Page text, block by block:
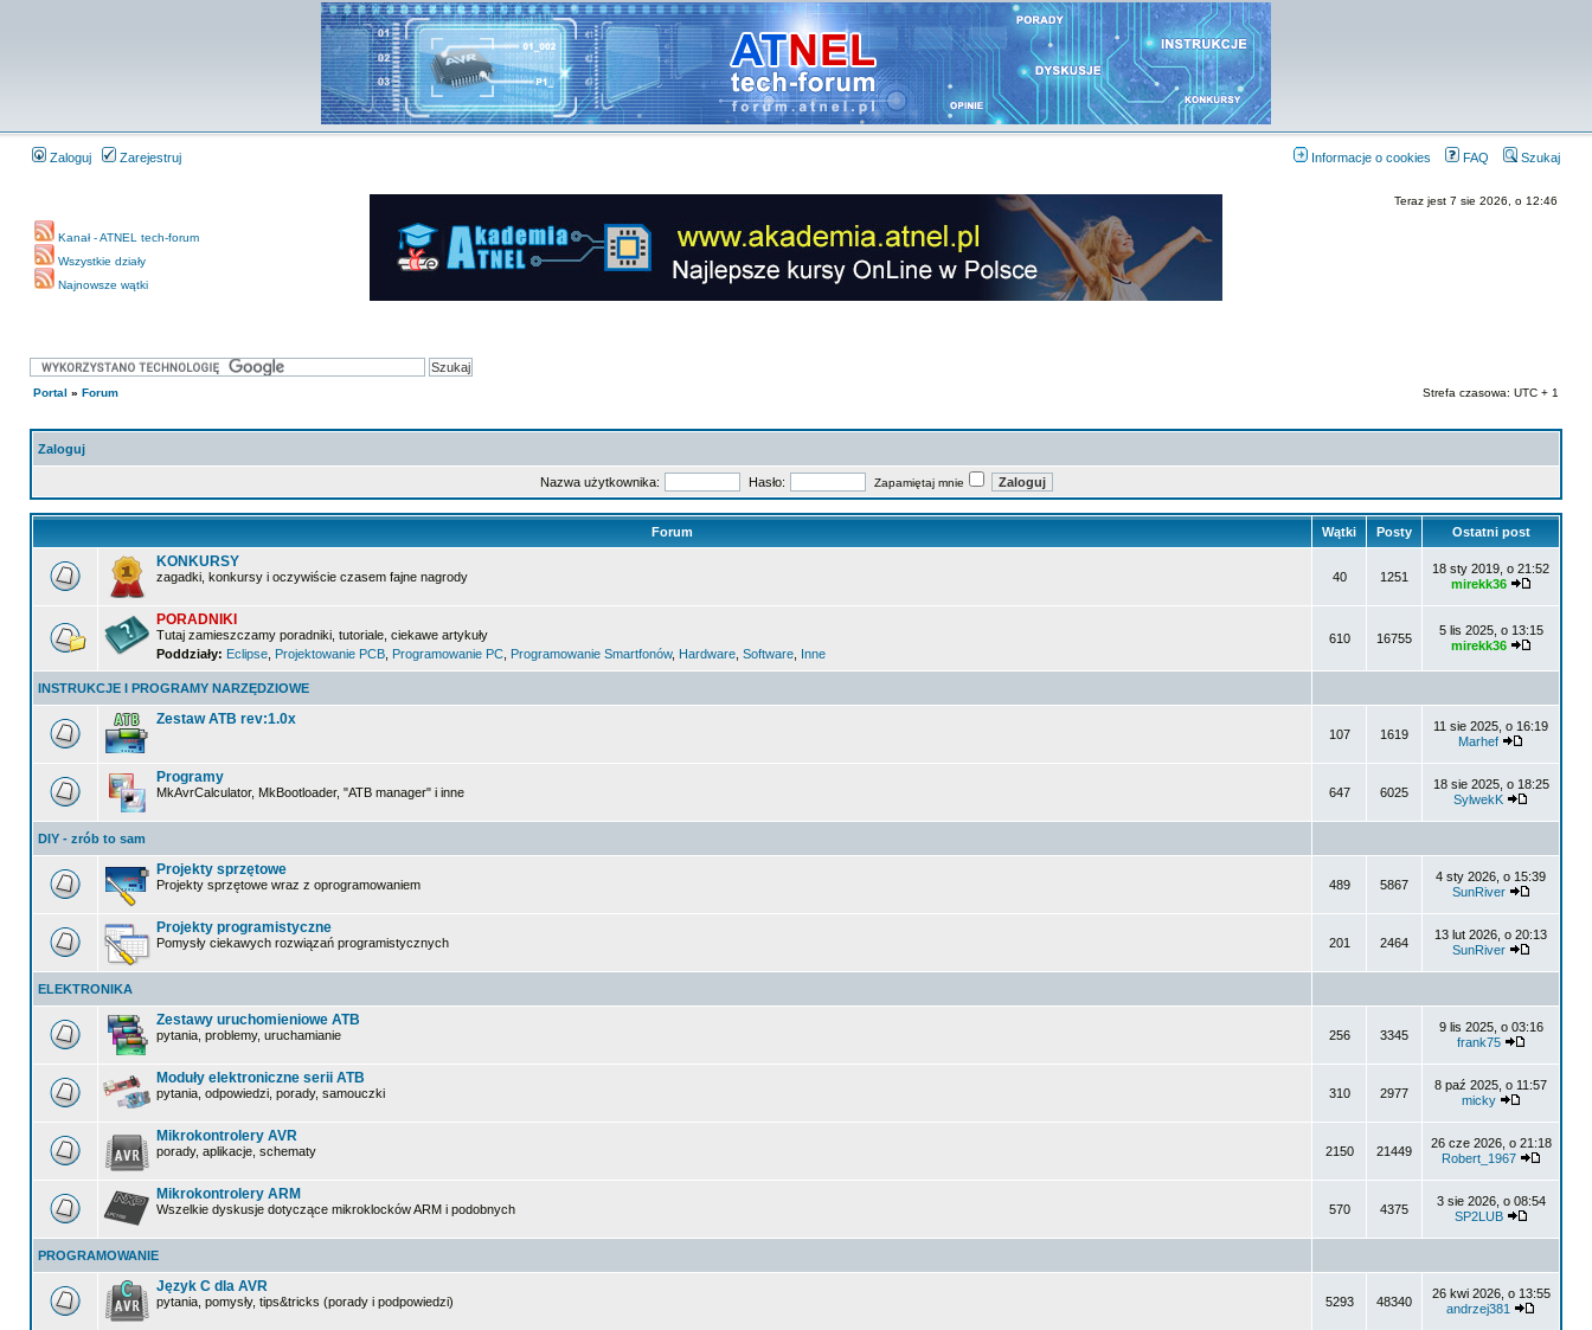
Zaloguj Zarejestruj Informacje o cookies FAQ Szukaj
Kanał - ATNEL tech-forum
Wszystkie działy
Najnowsze wątki
Teraz jest 7 sie 2026, o 12:46
Portal » Forum Strefa czasowa: UTC + 1
Zaloguj
Nazwa użytkownika: Hasło: Zapamiętaj mnie
Forum Wątki Posty Ostatni post
KONKURSY
zagadki, konkursy i oczywiście czasem fajne nagrody 40 1251
18 sty 2019, o 21:52
mirekk36
PORADNIKI
Tutaj zamieszczamy poradniki, tutoriale, ciekawe artykuły
Poddziały: Eclipse Projektowanie PCB Programowanie PC Programowanie Smartfonów, Hardware Software Inne
610 16755
5 lis 2025, o 13:15
mirekk36
INSTRUKCJE I PROGRAMY NARZĘDZIOWE
Zestaw ATB rev:1.0x
107 1619
11 sie 2025, o 16:19
Marhef
Programy
MkAvrCalculator, MkBootloader, "ATB manager" i inne 647 6025
18 sie 2025, o 18:25
SylwekK
DIY - zrób to sam
Projekty sprzętowe
Projekty sprzętowe wraz z oprogramowaniem 489 5867
4 sty 2026, o 15:39
SunRiver
Projekty programistyczne
Pomysły ciekawych rozwiązań programistycznych 201 2464
13 lut 2026, o 20:13
SunRiver
ELEKTRONIKA
Zestawy uruchomieniowe ATB
pytania, problemy, uruchamianie 256 3345
9 lis 2025, o 03:16
frank75
Moduły elektroniczne serii ATB
pytania, odpowiedzi, porady, samouczki 310 2977
8 paź 2025, o 11:57
micky
Mikrokontrolery AVR
porady, aplikacje, schematy 2150 21449
26 cze 2026, o 21:18
Robert_1967
Mikrokontrolery ARM
Wszelkie dyskusje dotyczące mikroklocków ARM i podobnych 570 4375
3 sie 2026, o 08:54
SP2LUB
PROGRAMOWANIE
Język C dla AVR
pytania, pomysły, tips&tricks (porady i podpowiedzi) 5293 48340
26 kwi 2026, o 13:55
andrzej381